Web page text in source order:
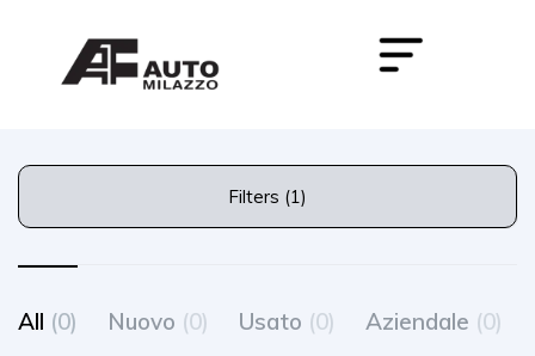
Filters (1)
All (0) Nuovo (0) Usato (0) Aziendale (0)